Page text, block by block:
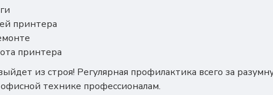
принтера
принтера
из строя! Регулярная профилактика всего за
технике профессионалам.